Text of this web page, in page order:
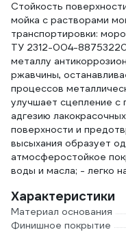
Стойкость
мойка с растворами
транспортировки:
ТУ 2312-004-
металлу
ржавчины,
процессов
улучшает сцепление с
адгезию
поверхности и
высыхания образует
атмосферостойкое
воды и масла; - легко
Характеристики
Материал основания
Финишное покрытие